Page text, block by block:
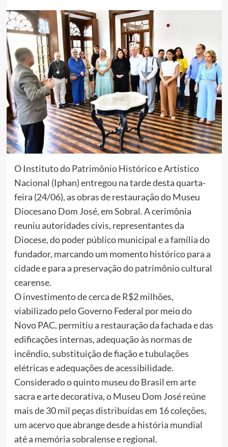
O Instituto do Patrimônio Histórico e Artístico
Nacional (Iphan) entregou na tarde desta quarta-
feira (24/06), as obras de restauração do Museu
Diocesano Dom José, em Sobral. A cerimônia
reuniu autoridades civis, representantes da
Diocese, do poder público municipal e a família do
fundador, marcando um momento histórico para a
cidade e para a preservação do patrimônio cultural
cearense.
O investimento de cerca de R$2 milhões,
viabilizado pelo Governo Federal por meio do
Novo PAC, permitiu a restauração da fachada e das
edificações internas, adequação às normas de
incêndio, substituição de fiação e tubulações
elétricas e adequações de acessibilidade.
Considerado o quinto museu do Brasil em arte
sacra e arte decorativa, o Museu Dom José reúne
mais de 30 mil peças distribuídas em 16 coleções,
um acervo que abrange desde a história mundial
até a memória sobralense e regional.